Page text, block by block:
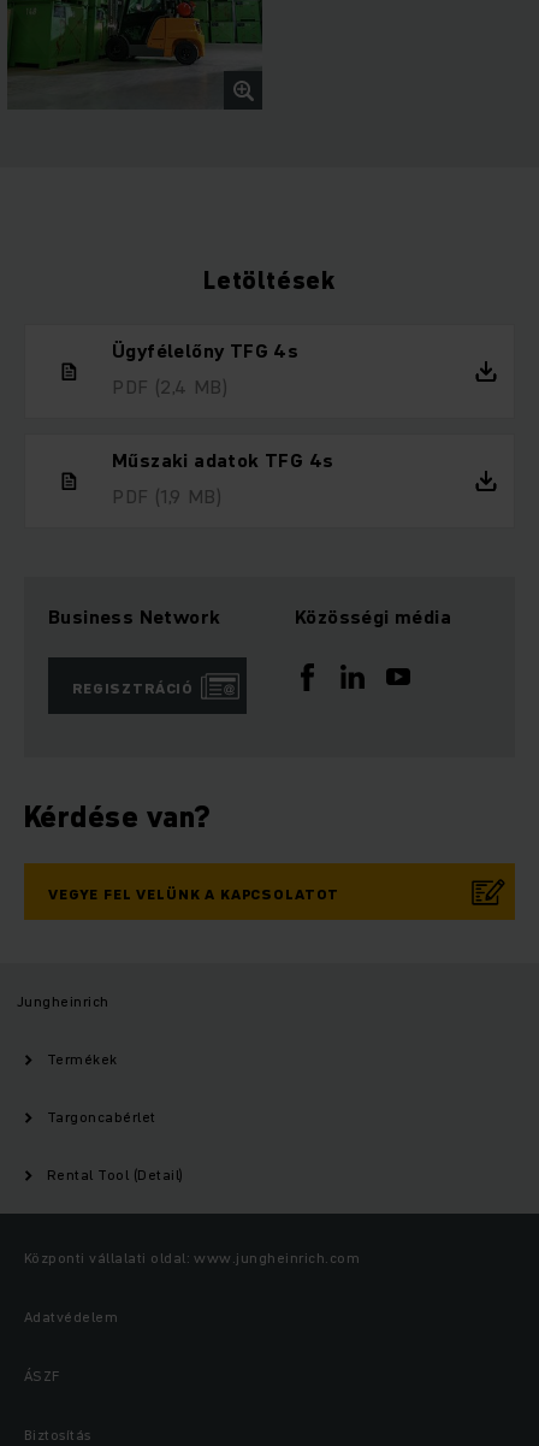
Letöltések
Ügyfélelőny TFG 4s
PDF (2,4 MB)
Műszaki adatok TFG 4s
PDF (1,9 MB)
Business Network
REGISZTRÁCIÓ
Közösségi média
Kérdése van?
VEGYE FEL VELÜNK A KAPCSOLATOT
Jungheinrich
Termékek
Targoncabérlet
Rental Tool (Detail)
Központi vállalati oldal: www.jungheinrich.com
Adatvédelem
ÁSZF
Biztosítás